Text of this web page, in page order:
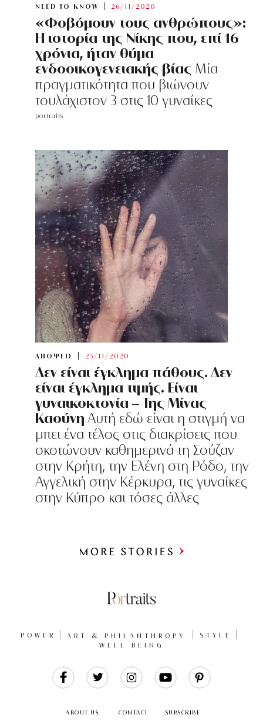
NEED TO KNOW 26/11/2020
«Φοβόμουν τους ανθρώπους»:
Η ιστορία της Νίκης που, επί 16
χρόνια, ήταν θύμα
ενδοοικογενειακής βίας Μία
πραγματικότητα που βιώνουν
τουλάχιστον 3 στις 10 γυναίκες
portraits
ΑΠΟΨΕΙΣ 25/11/2020
Δεν είναι έγκλημα πάθους. Δεν
είναι έγκλημα τιμής. Είναι
γυναικοκτονία – Της Μίνας
Καούνη Αυτή εδώ είναι η στιγμή να
μπει ένα τέλος στις διακρίσεις που
σκοτώνουν καθημερινά τη Σούζαν
στην Κρήτη, την Ελένη στη Ρόδο, την
Αγγελική στην Κέρκυρα, τις γυναίκες
στην Κύπρο και τόσες άλλες
POWER ART & PHILANTHROPY
STYLE
WELL BEING
ABOUT US CONTACT SUBSCRIBE